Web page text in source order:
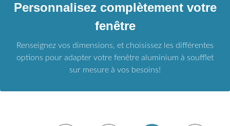
Personnalisez complètement votre
fenêtre
Renseignez vos dimensions, et choisissez les différentes
options pour adapter votre fenêtre aluminium à soufflet
sur mesure à vos besoins!